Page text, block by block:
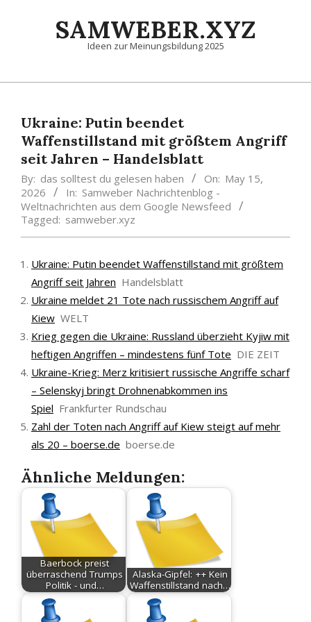
SAMWEBER.XYZ
Ideen zur Meinungsbildung 2025
Primary
MenuUkraine: Putin beendet
Waffenstillstand mit größtem Angriff
seit Jahren – Handelsblatt
By: das solltest du gelesen haben On: May 15,
2026
In: Samweber Nachrichtenblog -
Weltnachrichten aus dem Google Newsfeed
Tagged: samweber.xyz
Ukraine: Putin beendet Waffenstillstand mit größtem
Angriff seit Jahren Handelsblatt
Ukraine meldet 21 Tote nach russischem Angriff auf
Kiew WELT
Krieg gegen die Ukraine: Russland überzieht Kyjiw mit
heftigen Angriffen – mindestens fünf Tote DIE ZEIT
Ukraine-Krieg: Merz kritisiert russische Angriffe scharf
– Selenskyj bringt Drohnenabkommen ins
Spiel Frankfurter Rundschau
Zahl der Toten nach Angriff auf Kiew steigt auf mehr
als 20 – boerse.de boerse.de
Ähnliche Meldungen:
Baerbock preist
überraschend Trumps
Politik - und…
Alaska-Gipfel: ++ Kein
Waffenstillstand nach…